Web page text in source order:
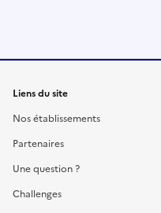
Liens du site
Nos établissements
Partenaires
Une question ?
Challenges